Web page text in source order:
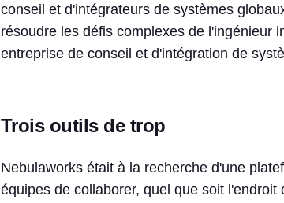
conseil et d'intégrateurs de systèmes
résoudre les défis complexes de l'ingénieur
entreprise de conseil et d'intégration de
Trois outils de trop
Nebulaworks était à la recherche d'une
équipes de collaborer, quel que soit